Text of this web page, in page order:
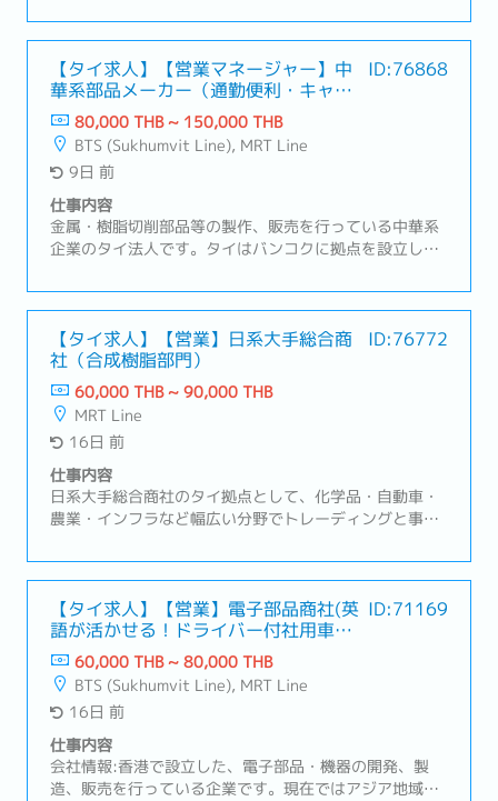
拠点として機能しているBOI取得企業です。営業スタイ
ルは主に既存顧客（日系の半導体製造装置メーカー）の
フォロー営業を行っていただきます。【職務内容】メイ
ン商材: 半導体製造装置向けの加工部品①案件の実務管
理・受発注、納期、在庫の管理・案件ごとの進捗管理お
よび課題抽出・トラブルの一次対応および社内エスカレ
ーション②海外拠点（日本、中国）との調整業務・納
期、品質、価格に関する調整・情報の取りまとめおよび
社内展開③サプライア対応サポート・仕入先との納期調
整・見積取得および価格管理④顧客対応サポート・顧客
からの問い合わせ対応・納期回答、仕様確認・営業マネ
【タイ求人】【営業マネージャー】中
華系部品メーカー（通勤便利・キャリ
アパス豊富）
ID:76868
80,000 THB ~ 150,000 THB
BTS (Sukhumvit Line), MRT Line
9日 前
仕事内容
金属・樹脂切削部品等の製作、販売を行っている中華系
企業のタイ法人です。タイはバンコクに拠点を設立し、
拠点として機能しているBOI取得企業です。本ポジショ
ンでは、日本企業の顧客のニーズに合わせたサプライヤ
ーの開拓や、品質トラブル発生時に事象の把握＆関連部
署への連携、一次処置・恒久的処置等の交渉を行ってい
ただきます。営業スタイルは主に既存顧客（日系の半導
体製造装置メーカー）のフォロー営業を行っていただき
ます。【職務内容】① 既存顧客管理・主要顧客との関係
構築および維持・価格改定、コストダウン要求への対応
方針策定・顧客要望に沿ったプロジェクト推進、期限管
理② サプライヤーマネジメント・仕入価格交渉およびコ
スト改善活動・品質／納期トラブル発生時の是正対応・
粗利管理および分析・不採算案件の改善・見直し・コス
ト変動（為替・物流等）の影響管理
【タイ求人】【営業】日系大手総合商
社（合成樹脂部門）
ID:76772
60,000 THB ~ 90,000 THB
MRT Line
16日 前
仕事内容
日系大手総合商社のタイ拠点として、化学品・自動車・
農業・インフラなど幅広い分野でトレーディングと事業
業、日系・ローカル企業向けの事業開発を通じ、タイを
ASEAN戦略の重要拠点と位置づけています。【職務内
容】・国内および海外サプライヤーおよび既存顧客との
折衝 ・日系自動車メーカー・自動車部品メーカーとの
交渉・物流手配・納品確認・その他業界の既存顧客ビジ
ネス（輸入、輸出、国内およびオフショア）対応・海外
サプライヤーとのやりとり (海外拠点とタイ現地ローカ
ル顧客との英語での折衝、ミーティング・会食アレン
ジ）・担当顧客 15~20社 (タイ国内) ・出張頻度は月1回
（タイ国内） 2－3日程度 その他ASEAN諸国への出張
が四半期に1度程伴います
【タイ求人】【営業】電子部品商社(英
語が活かせる！ドライバー付社用車で
営業)
ID:71169
60,000 THB ~ 80,000 THB
BTS (Sukhumvit Line), MRT Line
16日 前
仕事内容
会社情報:香港で設立した、電子部品・機器の開発、製
造、販売を行っている企業です。現在ではアジア地域を